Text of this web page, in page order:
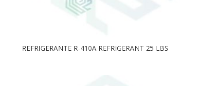
REFRIGERANTE R-410A REFRIGERANT 25 LBS